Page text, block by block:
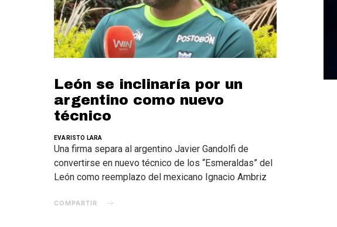
León se inclinaría por un
argentino como nuevo
técnico
EVARISTO LARA
Una firma separa al argentino Javier Gandolfi de
convertirse en nuevo técnico de los “Esmeraldas” del
León como reemplazo del mexicano Ignacio Ambriz
COMPARTIR